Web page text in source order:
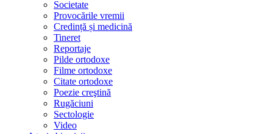
Societate
Provocările vremii
Credință și medicină
Tineret
Reportaje
Pilde ortodoxe
Filme ortodoxe
Citate ortodoxe
Poezie creştină
Rugăciuni
Sectologie
Video